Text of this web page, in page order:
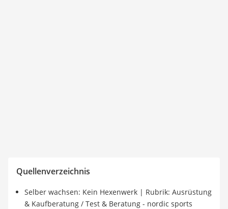
Quellenverzeichnis
Selber wachsen: Kein Hexenwerk | Rubrik: Ausrüstung
& Kaufberatung / Test & Beratung - nordic sports